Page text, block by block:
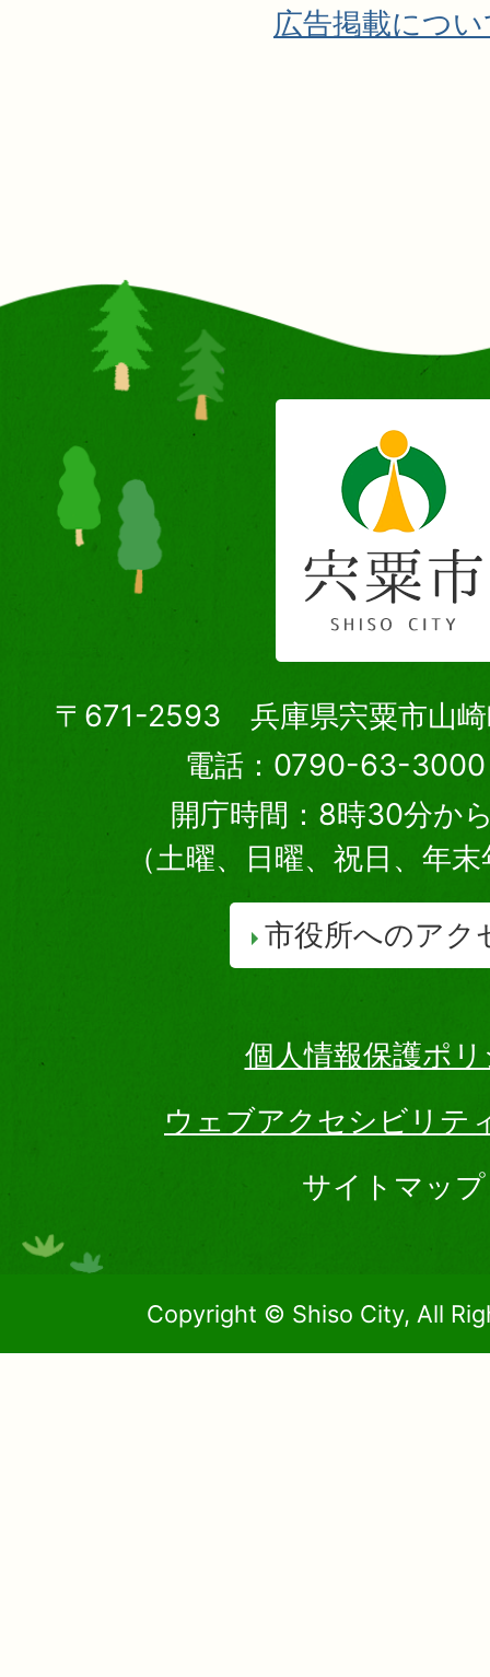
広告掲載につ
〒671-2593 兵庫県宍粟市山崎
電話：0790-63-3000
開庁時間：8時30分か
（土曜、日曜、祝日、年
市役所へのアク
個人情報保護ポ
ウェブアクセシビリテ
サイトマップ
Copyright © Shiso City, All